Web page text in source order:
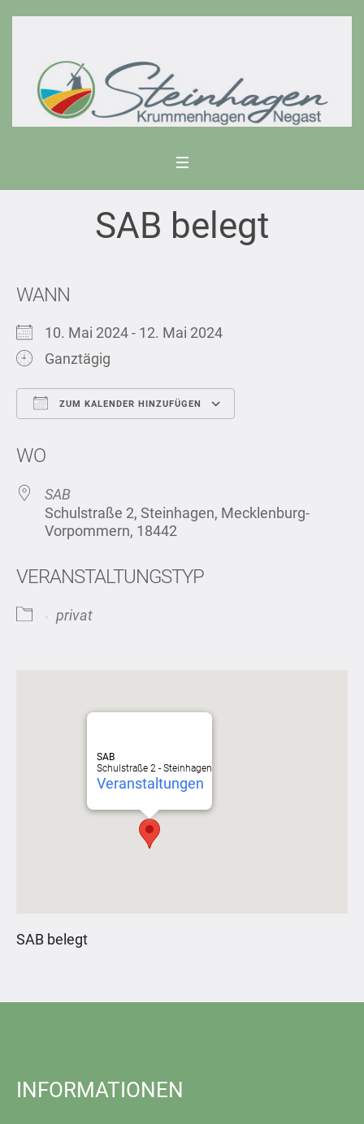
SAB belegt
WANN
10. Mai 2024 - 12. Mai 2024
Ganztägig
ZUM KALENDER HINZUFÜGEN
WO
SAB
Schulstraße 2, Steinhagen, Mecklenburg-
Vorpommern, 18442
VERANSTALTUNGSTYP
privat
SAB
Schulstraße 2 - Steinhagen
Veranstaltungen
SAB belegt
INFORMATIONEN